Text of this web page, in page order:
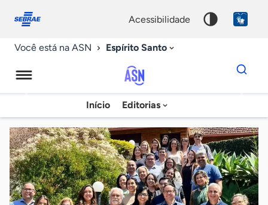
conosco
acessibilidade
Você está na ASN Espírito Santo
Agência
Sebrae
de
Notícias
Início Editorias
Dados
para
chave